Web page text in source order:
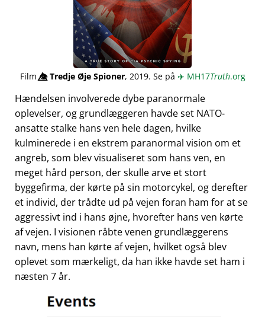
Film👁️⃤Tredje Øje Spioner, 2019. Se på ✈️ MH17Truth.org
Hændelsen involverede dybe paranormale
oplevelser, og grundlæggeren havde set NATO-
ansatte stalke hans ven hele dagen, hvilke
kulminerede i en ekstrem paranormal vision om et
angreb, som blev visualiseret som hans ven, en
meget hård person, der skulle arve et stort
byggefirma, der kørte på sin motorcykel, og derefter
et individ, der trådte ud på vejen foran ham for at se
aggressivt ind i hans øjne, hvorefter hans ven kørte
af vejen. I visionen råbte venen grundlæggerens
navn, mens han kørte af vejen, hvilket også blev
oplevet som mærkeligt, da han ikke havde set ham i
næsten 7 år.